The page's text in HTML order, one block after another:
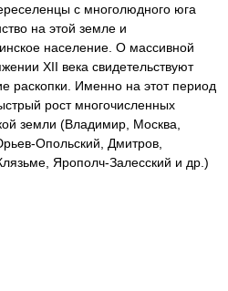
с многолюдного юга
на этой земле и
население. О массивной
XII века свидетельствуют
раскопки. Именно на этот период
рост многочисленных
земли (Владимир, Москва,
Опольский, Дмитров,
Ярополч-Залесский и др.)